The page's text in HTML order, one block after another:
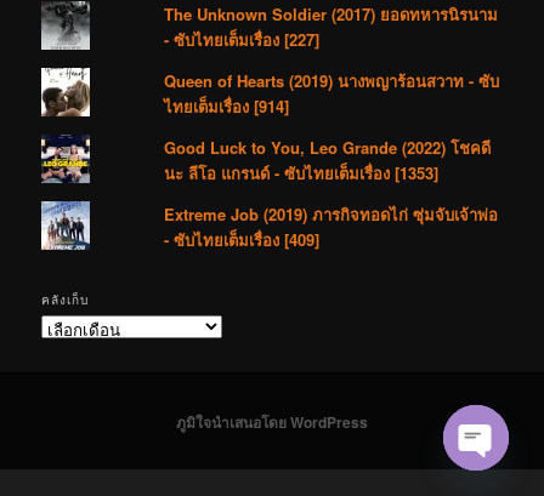
The Unknown Soldier (2017) ยอดทหารนิรนาม
- ซับไทยเต็มเรื่อง [227]
Queen of Hearts (2019) นางพญาร้อนสวาท - ซับ
ไทยเต็มเรื่อง [914]
Good Luck to You, Leo Grande (2022) โชคดี
นะ ลีโอ แกรนด์ - ซับไทยเต็มเรื่อง [1353]
Extreme Job (2019) ภารกิจทอดไก่ ซุ่มจับเจ้าพ่อ
- ซับไทยเต็มเรื่อง [409]
คลังเก็บ
คลัง
ภูมิใจนำเสนอโดย WordPress